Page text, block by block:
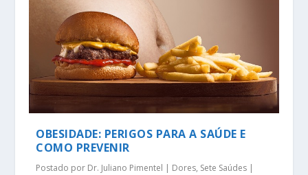
OBESIDADE: PERIGOS PARA A SAÚDE E
COMO PREVENIR
Postado por Dr. Juliano Pimentel | Dores, Sete Saúdes |